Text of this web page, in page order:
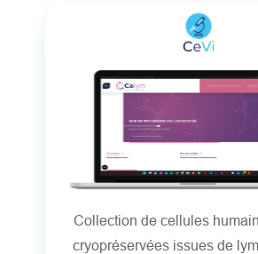
Collection de cellules
cryopréservées issues de